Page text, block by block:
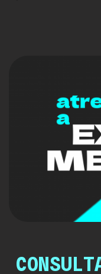
direto com
atuais e